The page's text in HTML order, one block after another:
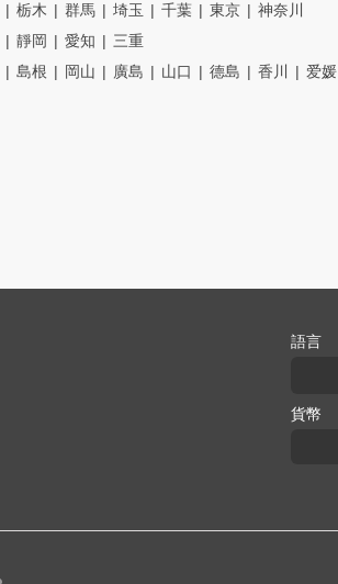
栃木 群馬 埼玉 千葉 東京
神奈川
靜岡 愛知
三重
島根 岡山 廣島 山口 德島 香川 爱媛
語言
貨幣